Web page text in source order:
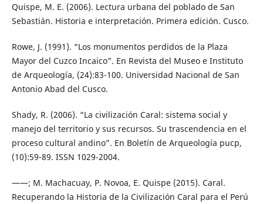
Quispe, M. E. (2006). Lectura urbana del poblado de San
Sebastián. Historia e interpretación. Primera edición. Cusco.
Rowe, J. (1991). “Los monumentos perdidos de la Plaza
Mayor del Cuzco Incaico”. En Revista del Museo e Instituto
de Arqueología, (24):83-100. Universidad Nacional de San
Antonio Abad del Cusco.
Shady, R. (2006). “La civilización Caral: sistema social y
manejo del territorio y sus recursos. Su trascendencia en el
proceso cultural andino”. En Boletín de Arqueología pucp,
(10):59-89. ISSN 1029-2004.
——; M. Machacuay, P. Novoa, E. Quispe (2015). Caral.
Recuperando la Historia de la Civilización Caral para el Perú